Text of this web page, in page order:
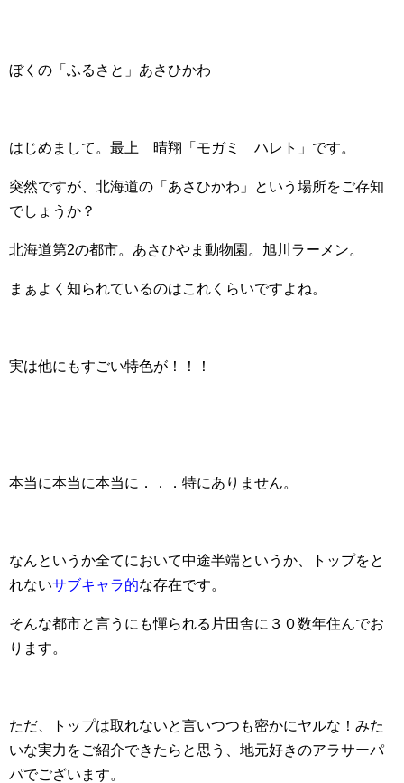
ぼくの「ふるさと」あさひかわ
はじめまして。最上 晴翔「モガミ ハレト」です。
突然ですが、北海道の「あさひかわ」という場所をご存知
でしょうか？
北海道第2の都市。あさひやま動物園。旭川ラーメン。
まぁよく知られているのはこれくらいですよね。
実は他にもすごい特色が！！！
本当に本当に本当に．．．特にありません。
なんというか全てにおいて中途半端というか、トップをと
れないサブキャラ的な存在です。
そんな都市と言うにも憚られる片田舎に３０数年住んでお
ります。
ただ、トップは取れないと言いつつも密かにヤルな！みた
いな実力をご紹介できたらと思う、地元好きのアラサーパ
パでございます。